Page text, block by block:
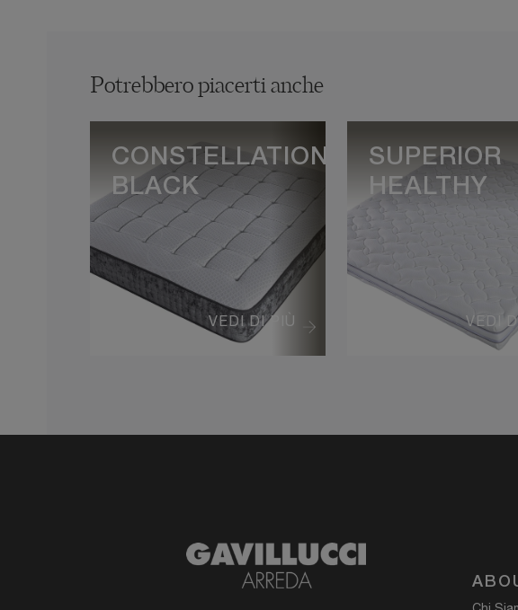
Potrebbero piacerti anche
VEDI DI PIÙ
CONSTELLATION
BLACK
VEDI
SUPERIOR
HEALTHY